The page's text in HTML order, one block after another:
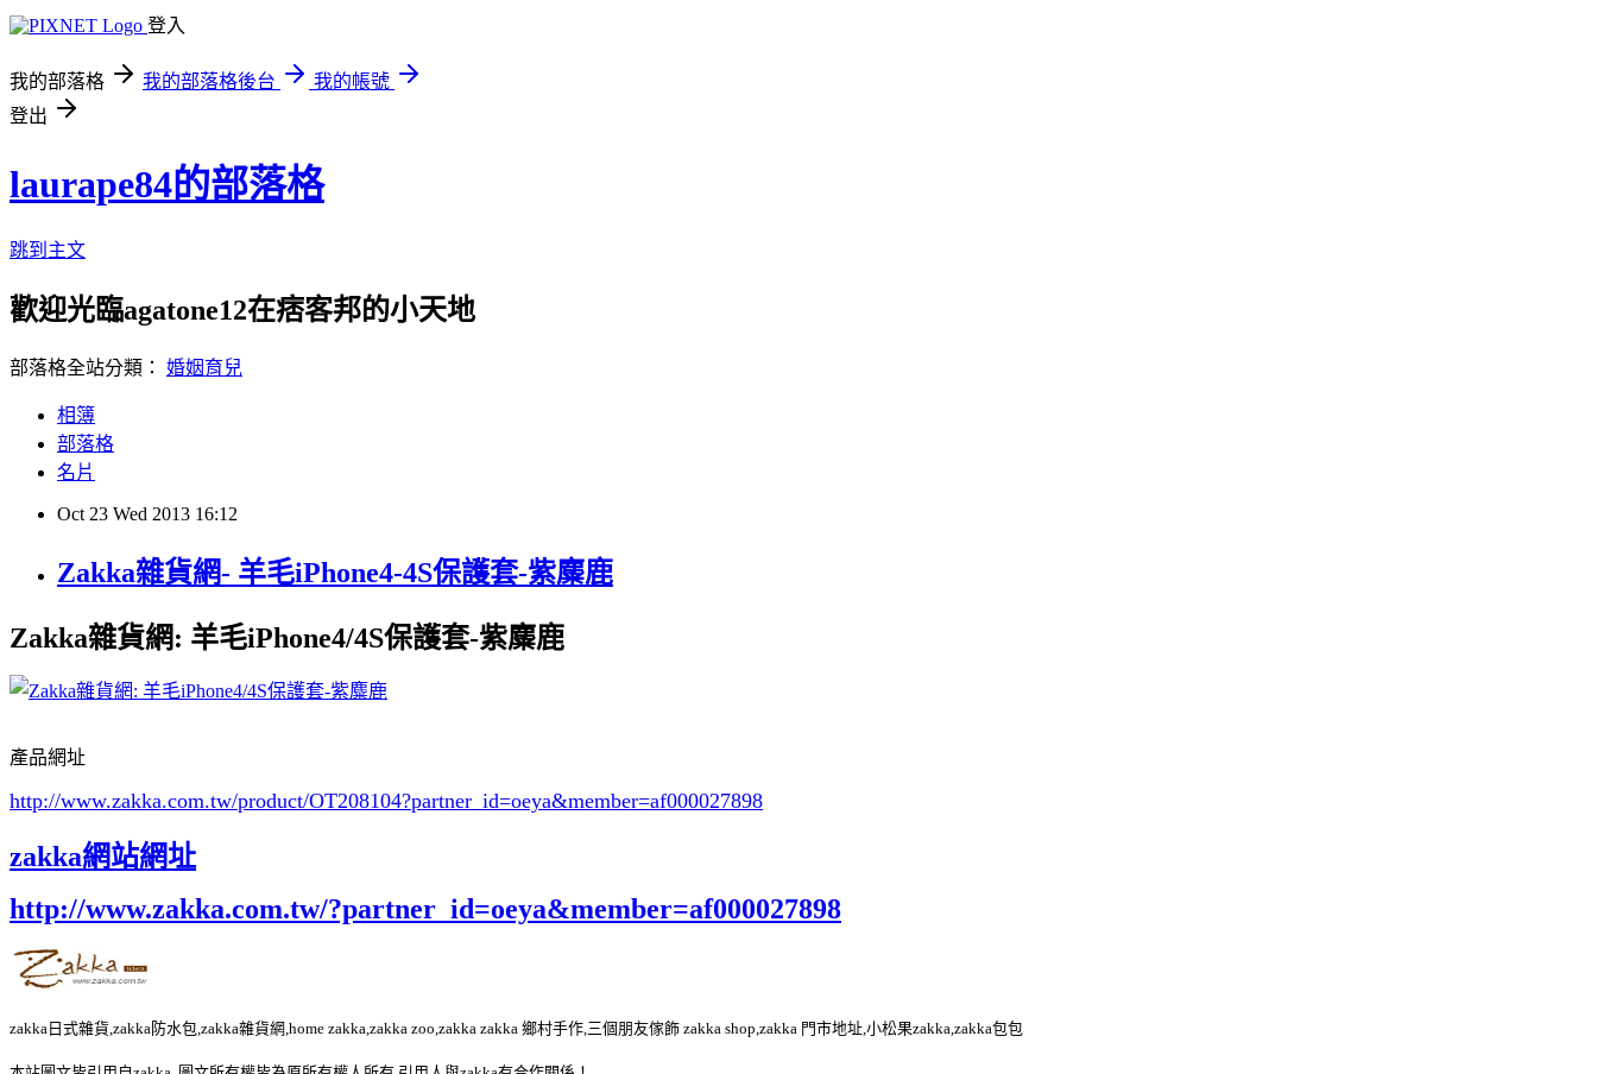
登入
我的部落格 我的部落格後台
我的帳號
登出
laurape84的部落格
跳到主文
歡迎光臨agatone12在痞客邦的小天地
部落格全站分類： 婚姻育兒
相簿
部落格
名片
Oct 23 Wed 2013 16:12
Zakka雜貨網- 羊毛iPhone4-4S保護套-紫麋鹿
Zakka雜貨網: 羊毛iPhone4/4S保護套-紫麋鹿
產品網址
http://www.zakka.com.tw/product/OT208104?partner_id=oeya&member=af000027898
zakka網站網址
http://www.zakka.com.tw/?partner_id=oeya&member=af000027898
zakka日式雜貨,zakka防水包,zakka雜貨網,home zakka,zakka zoo,zakka zakka 鄉村手作,三個朋友傢飾 zakka shop,zakka 門市地址,小松果zakka,zakka包包